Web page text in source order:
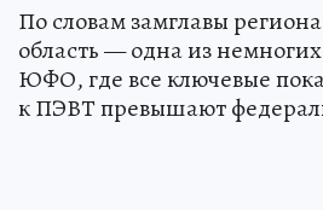
По словам замглавы
область — одна из
ЮФО, где все ключевые
к ПЭВТ превышают